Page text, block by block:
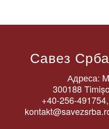
Савез
Адреса:
300188
+40-256-